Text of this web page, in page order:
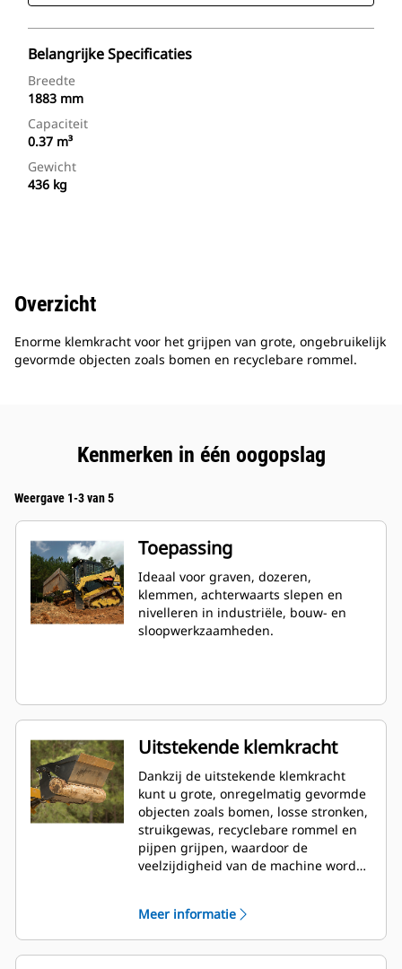
Belangrijke Specificaties
Breedte
1883 mm
Capaciteit
0.37 m³
Gewicht
436 kg
Overzicht
Enorme klemkracht voor het grijpen van grote, ongebruikelijk
gevormde objecten zoals bomen en recyclebare rommel.
Kenmerken in één oogopslag
Weergave 1-3 van 5
Toepassing
Ideaal voor graven, dozeren,
klemmen, achterwaarts slepen en
nivelleren in industriële, bouw- en
sloopwerkzaamheden.
Uitstekende klemkracht
Dankzij de uitstekende klemkracht
kunt u grote, onregelmatig gevormde
objecten zoals bomen, losse stronken,
struikgewas, recyclebare rommel en
pijpen grijpen, waardoor de
veelzijdigheid van de machine wordt
Meer informatie